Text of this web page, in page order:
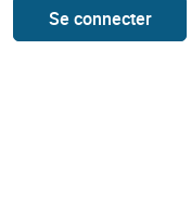
Se connecter